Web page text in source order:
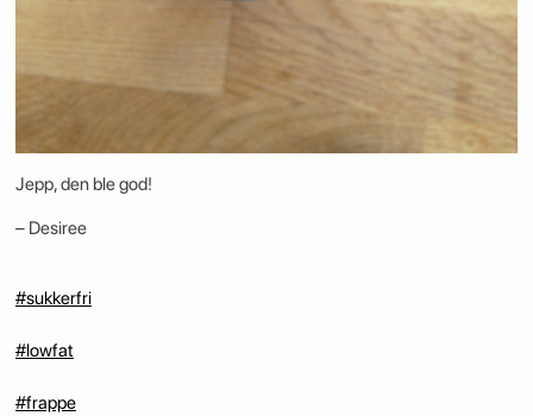
Jepp, den ble god!
– Desiree
#sukkerfri
#lowfat
#frappe